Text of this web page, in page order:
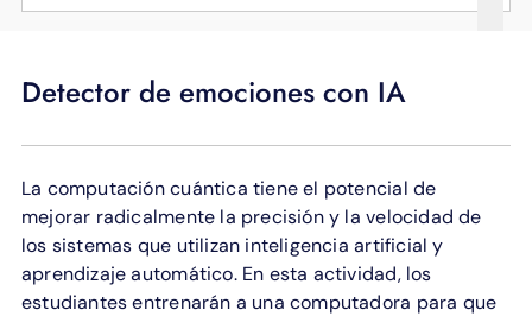
Detector de emociones con IA
La computación cuántica tiene el potencial de
mejorar radicalmente la precisión y la velocidad de
los sistemas que utilizan inteligencia artificial y
aprendizaje automático. En esta actividad, los
estudiantes entrenarán a una computadora para que